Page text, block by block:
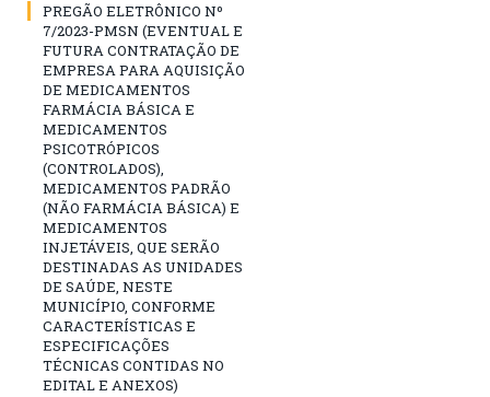
PREGÃO ELETRÔNICO Nº
7/2023-PMSN (EVENTUAL E
FUTURA CONTRATAÇÃO DE
EMPRESA PARA AQUISIÇÃO
DE MEDICAMENTOS
FARMÁCIA BÁSICA E
MEDICAMENTOS
PSICOTRÓPICOS
(CONTROLADOS),
MEDICAMENTOS PADRÃO
(NÃO FARMÁCIA BÁSICA) E
MEDICAMENTOS
INJETÁVEIS, QUE SERÃO
DESTINADAS AS UNIDADES
DE SAÚDE, NESTE
MUNICÍPIO, CONFORME
CARACTERÍSTICAS E
ESPECIFICAÇÕES
TÉCNICAS CONTIDAS NO
EDITAL E ANEXOS)